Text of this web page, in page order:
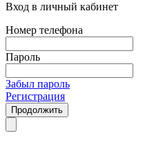
Вход в личный кабинет
Номер телефона
Пароль
Забыл пароль
Регистрация
Продолжить